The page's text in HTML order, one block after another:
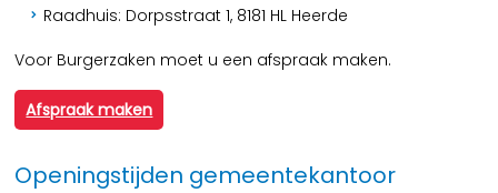
Raadhuis: Dorpsstraat 1, 8181 HL Heerde
Voor Burgerzaken moet u een afspraak maken.
Afspraak maken
Openingstijden gemeentekantoor